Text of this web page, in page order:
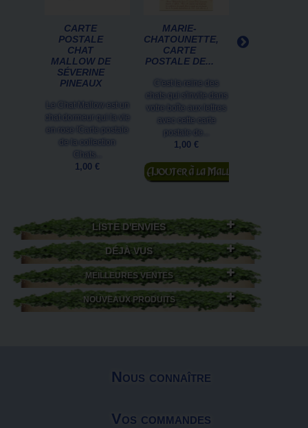
CARTE
POSTALE
CHAT
MALLOW DE
SÉVERINE
PINEAUX
Le Chat Mallow est un
chat dormeur qui la vie
en rose !Carte postale
de la collection
Chats...
1,00 €
MARIE-
CHATOUNETTE,
CARTE
POSTALE DE...
C'est la reine des
chats qui s'invite dans
votre boîte aux lettres
avec cette carte
postale de...
1,00 €
Ajouter au
panier
LISTE D'ENVIES
DÉJÀ VUS
MEILLEURES VENTES
NOUVEAUX PRODUITS
Nous connaître
Vos commandes